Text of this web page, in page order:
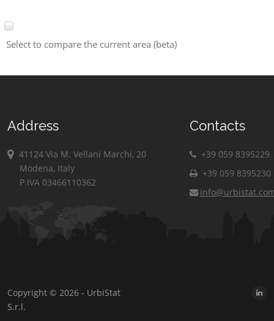
Select to compare the current area (beta)
Address
41124 Via M. Vellani Marchi, 20
Modena, Italy
P.IVA 03466110362
Contacts
+39 059 8395229
+39 059 8395230
Copyright © 2026 - UrbiStat
S.r.l.